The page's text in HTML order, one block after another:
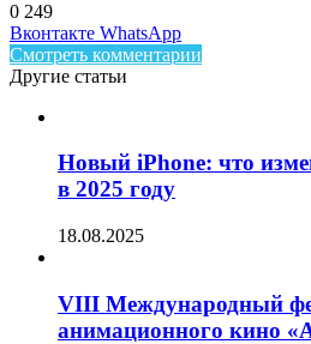
0 249
Facebook
Twitter
LinkedIn
Вконтакте WhatsAppTelegram
Смотреть комментарии
Другие статьи
Новый iPhone: что
в 2025 году
18.08.2025
VIII Международный
анимационного кино